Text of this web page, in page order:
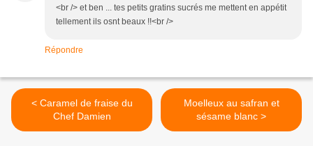
<br /> et ben ... tes petits gratins sucrés me mettent en appétit
tellement ils osnt beaux !!<br />
Répondre
< Caramel de fraise du
Chef Damien
Moelleux au safran et
sésame blanc >